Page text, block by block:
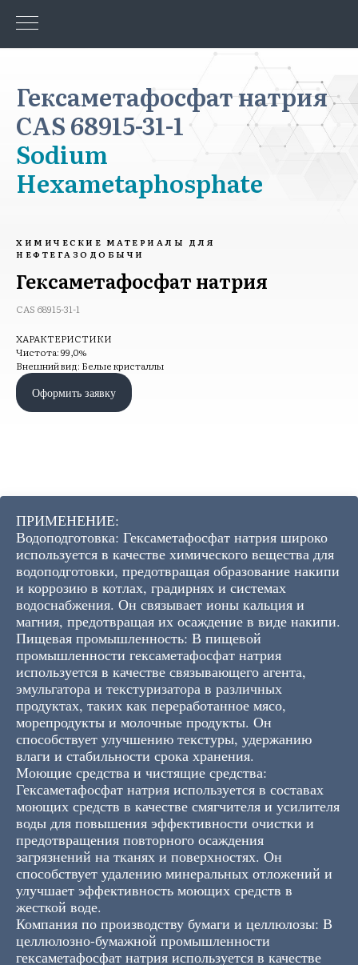
Гексаметафосфат натрия
CAS 68915-31-1
Sodium
Hexametaphosphate
ХИМИЧЕСКИЕ МАТЕРИАЛЫ ДЛЯ
НЕФТЕГАЗОДОБЫЧИ
Гексаметафосфат натрия
CAS 68915-31-1
ХАРАКТЕРИСТИКИ
Чистота: 99,0%
Внешний вид: Белые кристаллы
Оформить заявку
ПРИМЕНЕНИЕ:
Водоподготовка: Гексаметафосфат натрия широко
используется в качестве химического вещества для
водоподготовки, предотвращая образование накипи
и коррозию в котлах, градирнях и системах
водоснабжения. Он связывает ионы кальция и
магния, предотвращая их осаждение в виде накипи.
Пищевая промышленность: В пищевой
промышленности гексаметафосфат натрия
используется в качестве связывающего агента,
эмульгатора и текстуризатора в различных
продуктах, таких как переработанное мясо,
морепродукты и молочные продукты. Он
способствует улучшению текстуры, удержанию
влаги и стабильности срока хранения.
Моющие средства и чистящие средства:
Гексаметафосфат натрия используется в составах
моющих средств в качестве смягчителя и усилителя
воды для повышения эффективности очистки и
предотвращения повторного осаждения
загрязнений на тканях и поверхностях. Он
способствует удалению минеральных отложений и
улучшает эффективность моющих средств в
жесткой воде.
Компания по производству бумаги и целлюлозы: В
целлюлозно-бумажной промышленности
гексаметафосфат натрия используется в качестве